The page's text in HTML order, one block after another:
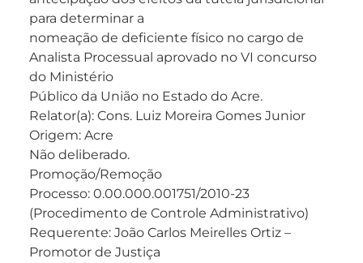
para determinar a
nomeação de deficiente físico no cargo de
Analista Processual aprovado no VI concurso
do Ministério
Público da União no Estado do Acre.
Relator(a): Cons. Luiz Moreira Gomes Junior
Origem: Acre
Não deliberado.
Promoção/Remoção
Processo: 0.00.000.001751/2010-23
(Procedimento de Controle Administrativo)
Requerente: João Carlos Meirelles Ortiz –
Promotor de Justiça